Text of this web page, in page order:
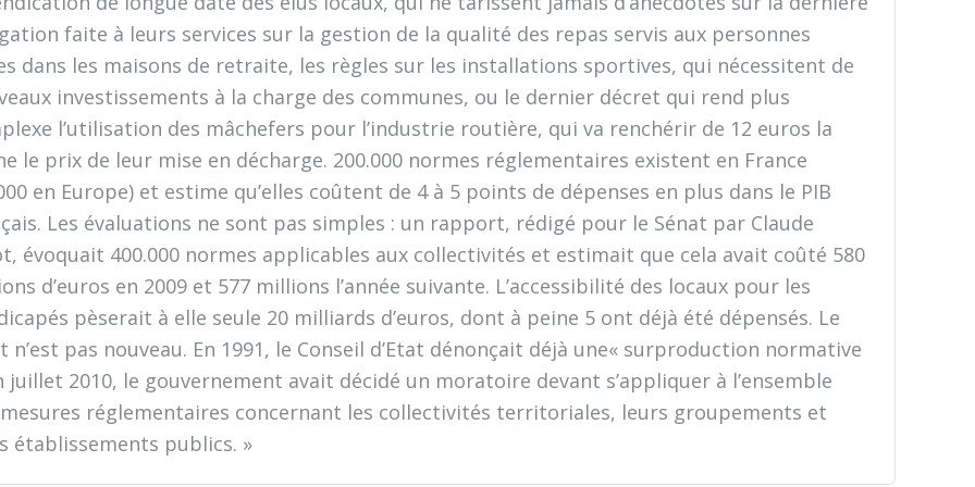
faite à leurs services sur la gestion de la qualité des repas servis aux personnes
dans les maisons de retraite, les règles sur les installations sportives, qui nécessitent de
investissements à la charge des communes, ou le dernier décret qui rend plus
l’utilisation des mâchefers pour l’industrie routière, qui va renchérir de 12 euros la
le prix de leur mise en décharge. 200.000 normes réglementaires existent en France
en Europe) et estime qu’elles coûtent de 4 à 5 points de dépenses en plus dans le PIB
Les évaluations ne sont pas simples : un rapport, rédigé pour le Sénat par Claude
évoquait 400.000 normes applicables aux collectivités et estimait que cela avait coûté 580
d’euros en 2009 et 577 millions l’année suivante. L’accessibilité des locaux pour les
pèserait à elle seule 20 milliards d’euros, dont à peine 5 ont déjà été dépensés. Le
n’est pas nouveau. En 1991, le Conseil d’Etat dénonçait déjà une« surproduction normative
juillet 2010, le gouvernement avait décidé un moratoire devant s’appliquer à l’ensemble
réglementaires concernant les collectivités territoriales, leurs groupements et
établissements publics. »